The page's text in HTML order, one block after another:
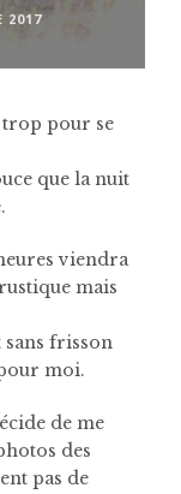
2017
trop pour se
que la nuit
viendra
mais
frisson
moi.
de me
des
pas de